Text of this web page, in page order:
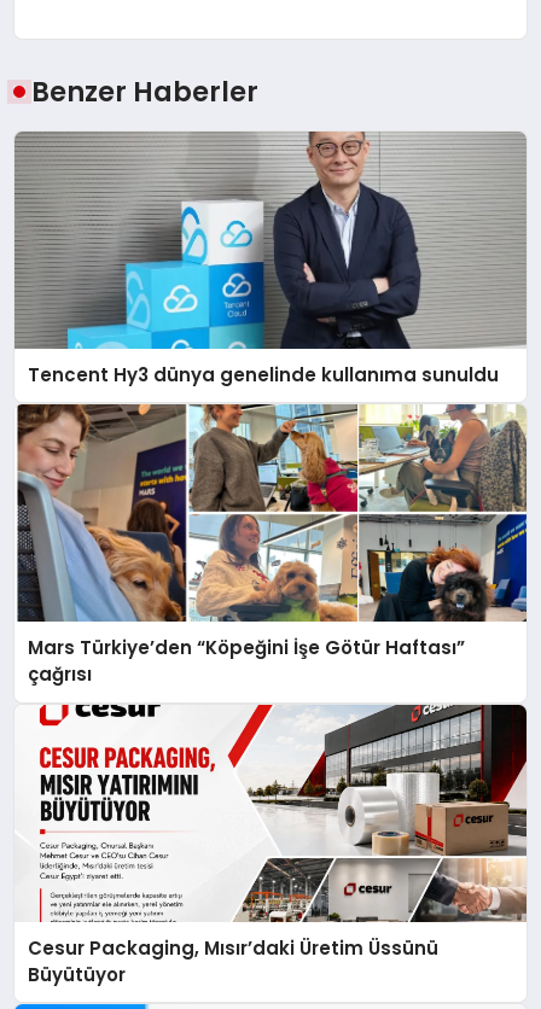
Benzer Haberler
Tencent Hy3 dünya genelinde kullanıma sunuldu
Mars Türkiye’den “Köpeğini İşe Götür Haftası”
çağrısı
Cesur Packaging, Mısır’daki Üretim Üssünü
Büyütüyor